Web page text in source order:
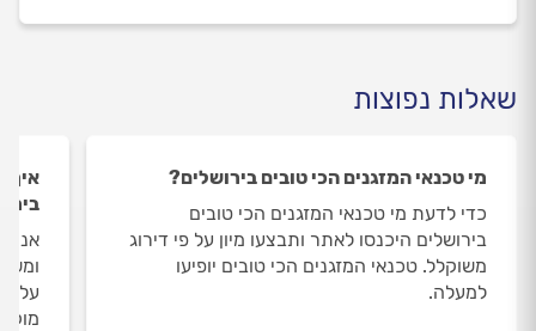
שאלות נפוצות
מי טכנאי המזגנים הכי טובים בירושלים?
כדי לדעת מי טכנאי המזגנים הכי טובים
בירושלים היכנסו לאתר ותבצעו מיון על פי דירוג
משוקלל. טכנאי המזגנים הכי טובים יופיעו
למעלה.
איך
על